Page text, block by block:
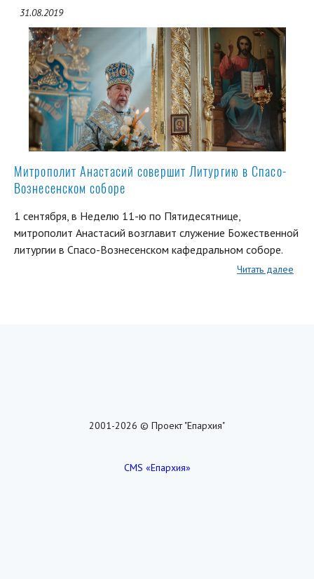
31.08.2019
Митрополит Анастасий совершит Литургию в Спасо-
Вознесенском соборе
1 сентября, в Неделю 11-ю по Пятидесятнице,
митрополит Анастасий возглавит служение Божественной
литургии в Спасо-Вознесенском кафедральном соборе.
Читать далее
2001-2026 © Проект "Епархия"
CMS «Епархия»